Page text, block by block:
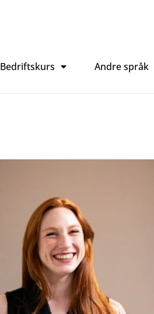
Bedriftskurs Andre språk